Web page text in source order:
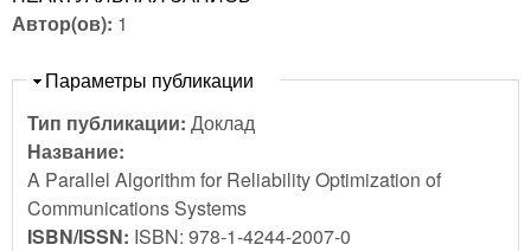
Автор(ов): 1
Скрыть
Параметры публикации
Тип публикации: Доклад
Название:
A Parallel Algorithm for Reliability Optimization of
Communications Systems
ISBN/ISSN: ISBN: 978-1-4244-2007-0